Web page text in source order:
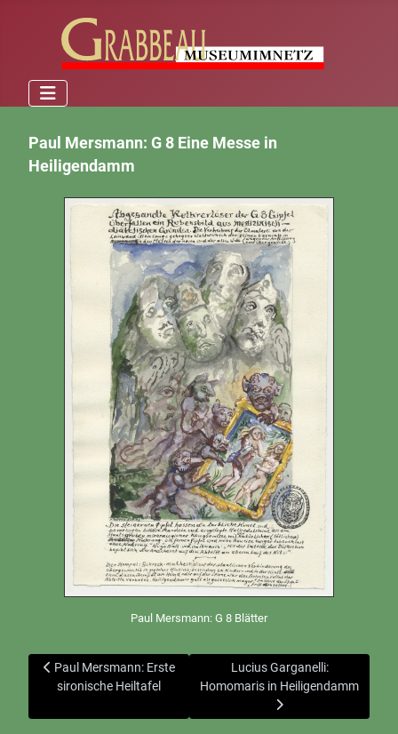
Paul Mersmann: G 8 Eine Messe in
Heiligendamm
Paul Mersmann: G 8 Blätter
Vorheriger Beitrag: Paul Mersmann: Erste sironische Heiltafel
Paul Mersmann: Erste
sironische Heiltafel
Nächster Beitrag: Lucius
Lucius Garganelli:
Homomaris in Heiligendamm